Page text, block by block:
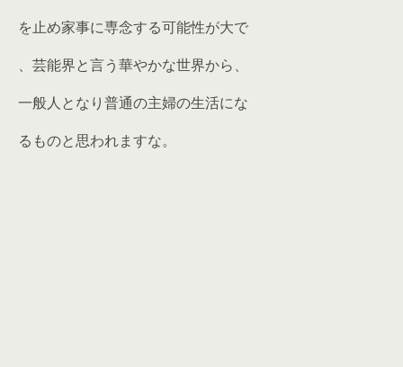
を止め家事に専念する可能性が大で
、芸能界と言う華やかな世界から、
一般人となり普通の主婦の生活にな
るものと思われますな。